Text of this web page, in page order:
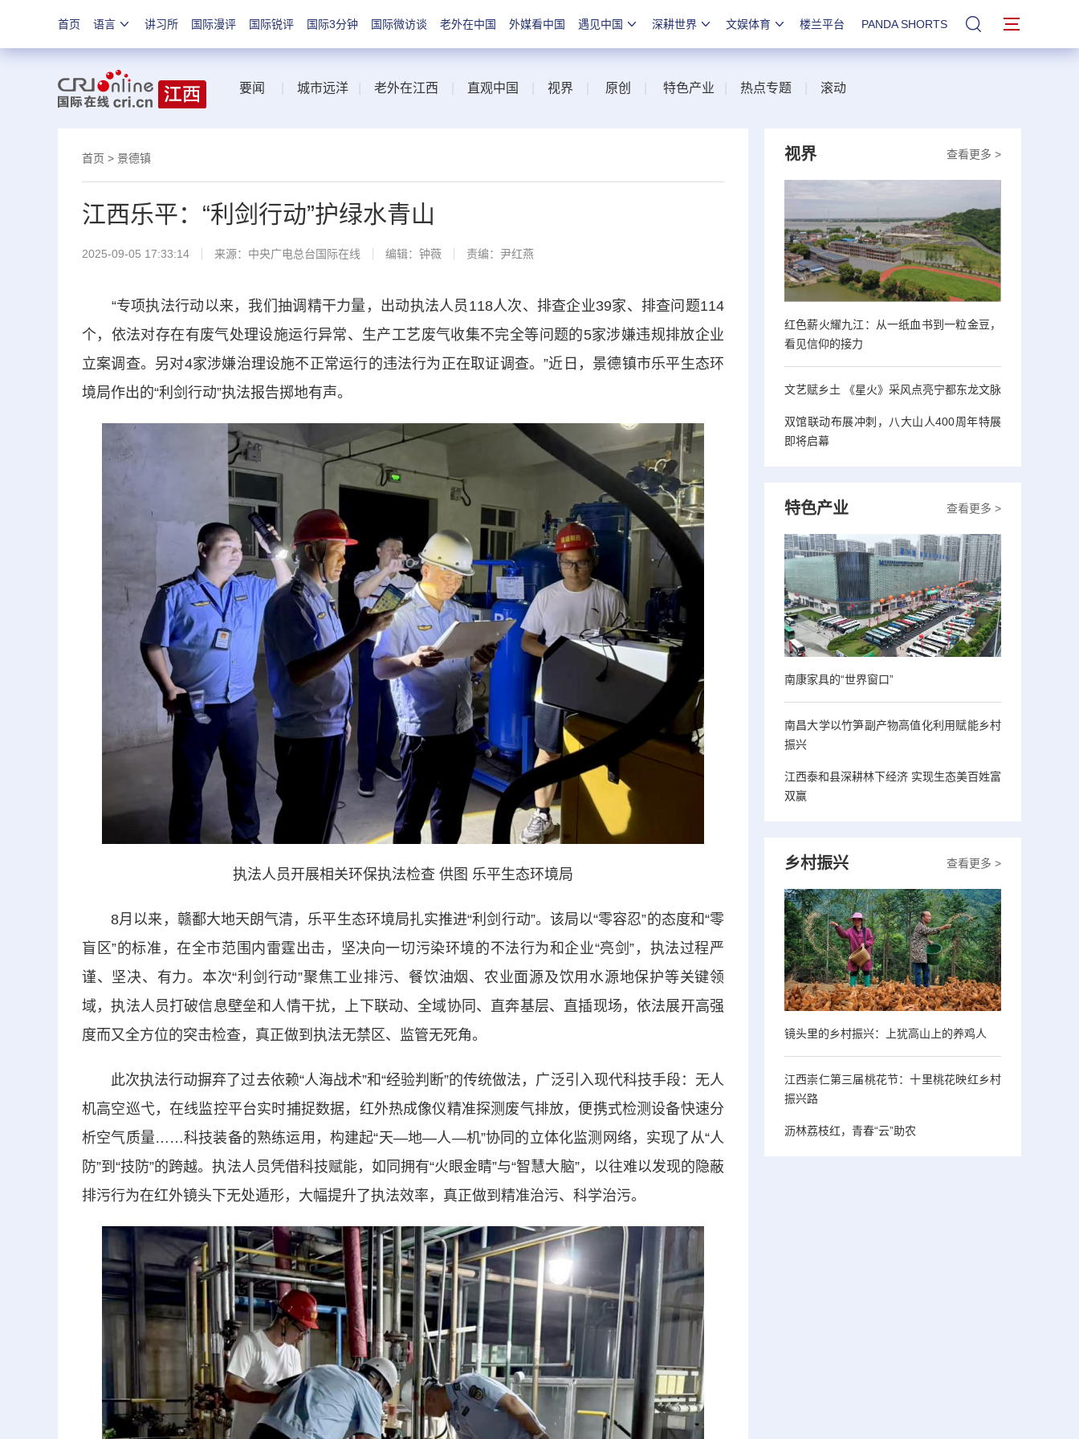
首页 语言 讲习所 国际漫评 国际锐评 国际3分钟 国际微访谈 老外在中国 外媒看中国 遇见中国 深耕世界 文娱体育 楼兰平台 PANDA SHORTS 站内搜索
要闻 城市远洋 老外在江西 直观中国 视界 原创 特色产业 热点专题 滚动
首页 > 景德镇
江西乐平：“利剑行动”护绿水青山
2025-09-05 17:33:14 来源：中央广电总台国际在线 编辑：钟薇 责编：尹红燕
“专项执法行动以来，我们抽调精干力量，出动执法人员118人次、排查企业39家、排查问题114
个，依法对存在有废气处理设施运行异常、生产工艺废气收集不完全等问题的5家涉嫌违规排放企业
立案调查。另对4家涉嫌治理设施不正常运行的违法行为正在取证调查。”近日，景德镇市乐平生态环
境局作出的“利剑行动”执法报告掷地有声。
执法人员开展相关环保执法检查 供图 乐平生态环境局
8月以来，赣鄱大地天朗气清，乐平生态环境局扎实推进“利剑行动”。该局以“零容忍”的态度和“零
盲区”的标准，在全市范围内雷霆出击，坚决向一切污染环境的不法行为和企业“亮剑”，执法过程严
谨、坚决、有力。本次“利剑行动”聚焦工业排污、餐饮油烟、农业面源及饮用水源地保护等关键领
域，执法人员打破信息壁垒和人情干扰，上下联动、全域协同、直奔基层、直插现场，依法展开高强
度而又全方位的突击检查，真正做到执法无禁区、监管无死角。
此次执法行动摒弃了过去依赖“人海战术”和“经验判断”的传统做法，广泛引入现代科技手段：无人
机高空巡弋，在线监控平台实时捕捉数据，红外热成像仪精准探测废气排放，便携式检测设备快速分
析空气质量……科技装备的熟练运用，构建起“天—地—人—机”协同的立体化监测网络，实现了从“人
防”到“技防”的跨越。执法人员凭借科技赋能，如同拥有“火眼金睛”与“智慧大脑”，以往难以发现的隐蔽
排污行为在红外镜头下无处遁形，大幅提升了执法效率，真正做到精准治污、科学治污。
查看更多 >
视界
红色薪火耀九江：从一纸血书到一粒金豆，
看见信仰的接力
文艺赋乡土 《星火》采风点亮宁都东龙文脉
双馆联动布展冲刺，八大山人400周年特展
即将启幕
查看更多 >
特色产业
南康家具的“世界窗口”
南昌大学以竹笋副产物高值化利用赋能乡村
振兴
江西泰和县深耕林下经济 实现生态美百姓富
双赢
查看更多 >
乡村振兴
镜头里的乡村振兴：上犹高山上的养鸡人
江西崇仁第三届桃花节：十里桃花映红乡村
振兴路
沥林荔枝红，青春“云”助农